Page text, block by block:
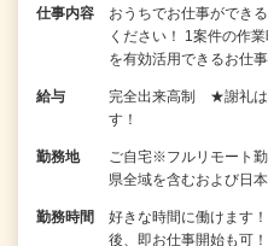
仕事内容
おうちでお仕事ができ
ください！ 1案件の作
を有効活用できるお仕
給与
完全出来高制 ★謝礼は
す！
勤務地
ご自宅※フルリモート
県全域を含むおよび日
勤務時間
好きな時間に働けます
後、即お仕事開始も可